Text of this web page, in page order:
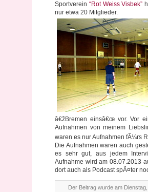
Sportverein “Rot Weiss Visbek”
nur etwa 20 Mitglieder.
â€žBremen einsâ€œ vor. Vor
Aufnahmen von meinem
waren es nur Aufnahmen fÃ¼rs
Die Aufnahmen waren auch
es sehr gut, aus jedem
Aufnahme wird am 08.07.2013
dort auch als Podcast spÃ¤ter
Der Beitrag wurde am